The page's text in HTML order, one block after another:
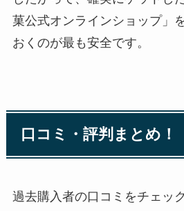
菓公式オンラインショップ」
おくのが最も安全です。
口コミ・評判まとめ！
過去購入者の口コミをチェッ